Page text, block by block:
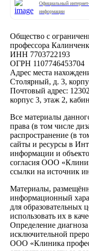
Официальный
информации
Общество с
профессора
ИНН 7703722193
ОГРН 1107746453704
Адрес места
Столярный, д. 3,
Почтовый адрес:
корпус 3, этаж 2,
Все материалы
права (в том числе
распространение (в
сайты и ресурсы в
информации и
согласия ООО
ссылки на источник
Материалы,
информационный
для образовательных
использовать их в
Определение
исключительной
ООО «Клиника